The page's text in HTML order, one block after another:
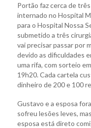
Portão faz cerca de
internado no Hospital
para o Hospital Nossa
submetido a três
vai precisar passar por
devido as dificuldades
uma rifa, com sorteio
19h20. Cada cartela
dinheiro de 200 e 100
Gustavo e a esposa
sofreu lesões leves,
esposa está direto